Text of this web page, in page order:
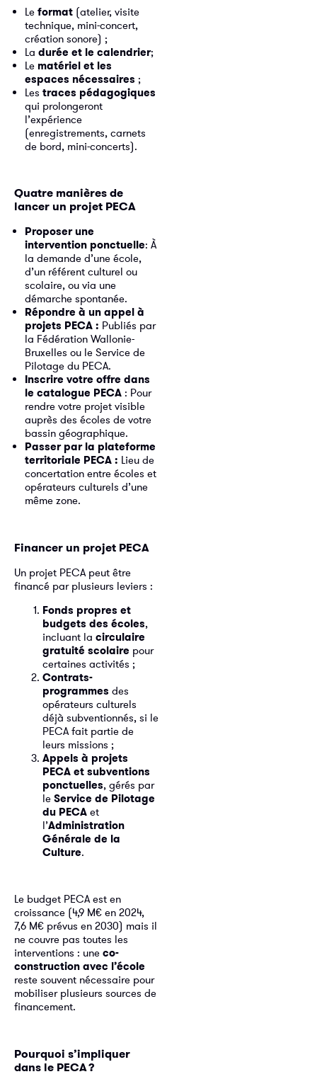
Le format (atelier, visite
technique, mini-concert,
création sonore) ;
La durée et le calendrier;
Le matériel et les
espaces nécessaires ;
Les traces pédagogiques
qui prolongeront
l’expérience
(enregistrements, carnets
de bord, mini-concerts).
Quatre manières de
lancer un projet PECA
Proposer une
intervention ponctuelle: À
la demande d’une école,
d’un référent culturel ou
scolaire, ou via une
démarche spontanée.
Répondre à un appel à
projets PECA : Publiés par
la Fédération Wallonie-
Bruxelles ou le Service de
Pilotage du PECA.
Inscrire votre offre dans
le catalogue PECA : Pour
rendre votre projet visible
auprès des écoles de votre
bassin géographique.
Passer par la plateforme
territoriale PECA : Lieu de
concertation entre écoles et
opérateurs culturels d’une
même zone.
Financer un projet PECA
Un projet PECA peut être
financé par plusieurs leviers :
Fonds propres et
budgets des écoles,
incluant la circulaire
gratuité scolaire pour
certaines activités ;
Contrats-
programmes des
opérateurs culturels
déjà subventionnés, si le
PECA fait partie de
leurs missions ;
Appels à projets
PECA et subventions
ponctuelles, gérés par
le Service de Pilotage
du PECA et
l’Administration
Générale de la
Culture.
Le budget PECA est en
croissance (4,9 M€ en 2024,
7,6 M€ prévus en 2030) mais il
ne couvre pas toutes les
interventions : une co-
construction avec l’école
reste souvent nécessaire pour
mobiliser plusieurs sources de
financement.
Pourquoi s’impliquer
dans le PECA?